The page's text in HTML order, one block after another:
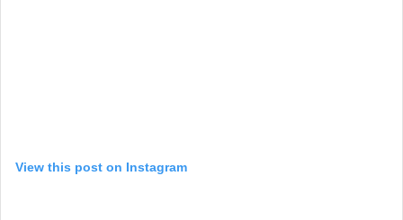
View this post on Instagram